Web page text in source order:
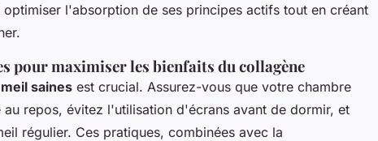
l'absorption de ses principes actifs tout en créant
pour maximiser les bienfaits du collagène
saines est crucial. Assurez-vous que votre chambre
repos, évitez l'utilisation d'écrans avant de dormir, et
régulier. Ces pratiques, combinées avec la